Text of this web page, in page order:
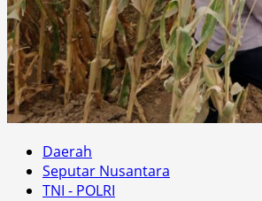
Daerah
Seputar Nusantara
TNI - POLRI